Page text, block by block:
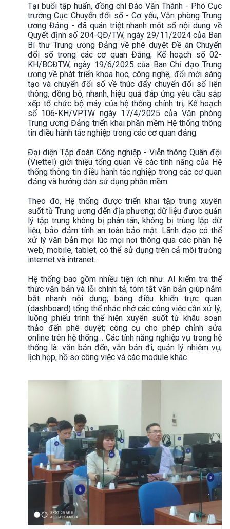
Tại buổi tập huấn, đồng chí Đào Văn Thành - Phó Cục
trưởng Cục Chuyển đổi số - Cơ yếu, Văn phòng Trung
ương Đảng - đã quán triệt nhanh một số nội dung về
Quyết định số 204-QĐ/TW, ngày 29/11/2024 của Ban
Bí thư Trung ương Đảng về phê duyệt Đề án Chuyển
đổi số trong các cơ quan Đảng; Kế hoạch số 02-
KH/BCĐTW, ngày 19/6/2025 của Ban Chỉ đạo Trung
ương về phát triển khoa học, công nghệ, đổi mới sáng
tạo và chuyển đổi số về thúc đẩy chuyển đổi số liên
thông, đồng bộ, nhanh, hiệu quả đáp ứng yêu cầu sắp
xếp tổ chức bộ máy của hệ thống chính trị; Kế hoạch
số 106-KH/VPTW ngày 17/4/2025 của Văn phòng
Trung ương Đảng triển khai phần mềm Hệ thống thông
tin điều hành tác nghiệp trong các cơ quan đảng.
Đại diện Tập đoàn Công nghiệp - Viễn thông Quân đội
(Viettel) giới thiệu tổng quan về các tính năng của Hệ
thống thông tin điều hành tác nghiệp trong các cơ quan
đảng và hướng dẫn sử dụng phần mềm.
Theo đó, Hệ thống được triển khai tập trung xuyên
suốt từ Trung ương đến địa phương; dữ liệu được quản
lý tập trung không bị phân tán, không bị trùng lặp dữ
liệu, bảo đảm tính an toàn bảo mật. Lãnh đạo có thể
xử lý văn bản mọi lúc mọi nơi thông qua các phân hệ
web, mobile, tablet; có thể sử dụng trên cả môi trường
internet và intranet.
Hệ thống bao gồm nhiều tiện ích như: AI kiểm tra thể
thức văn bản và lỗi chính tả; tóm tắt văn bản giúp nắm
bắt nhanh nội dung; bảng điều khiển trực quan
(dashboard) tổng thể nhắc nhở các công việc cần xử lý;
luồng phiếu trình thể hiện xuyên suốt từ khâu soạn
thảo đến phê duyệt; công cụ cho phép chỉnh sửa
online trên hệ thống… Các tính năng nghiệp vụ trong hệ
thống là: văn bản đến, văn bản đi, quản lý nhiệm vụ,
lịch họp, hồ sơ công việc và các module khác.